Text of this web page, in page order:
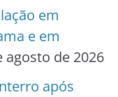
em
e em
agosto de 2026
após